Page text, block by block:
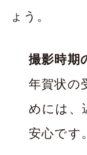
ょう。
撮影時期
年賀状の
めには、
安心です。